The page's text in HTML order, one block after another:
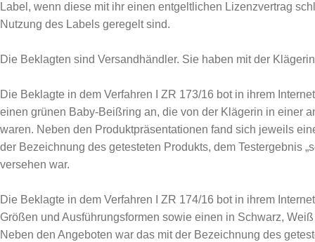
Label, wenn diese mit ihr einen entgeltlichen Lizenzvertrag
Nutzung des Labels geregelt sind.
Die Beklagten sind Versandhändler. Sie haben mit der
Die Beklagte in dem Verfahren I ZR 173/16 bot in ihrem
einen grünen Baby-Beißring an, die von der Klägerin in einer
waren. Neben den Produktpräsentationen fand sich jeweils
der Bezeichnung des getesteten Produkts, dem Testergebnis
versehen war.
Die Beklagte in dem Verfahren I ZR 174/16 bot in ihrem
Größen und Ausführungsformen sowie einen in Schwarz,
Neben den Angeboten war das mit der Bezeichnung des